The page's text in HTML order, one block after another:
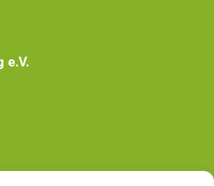
e.V.